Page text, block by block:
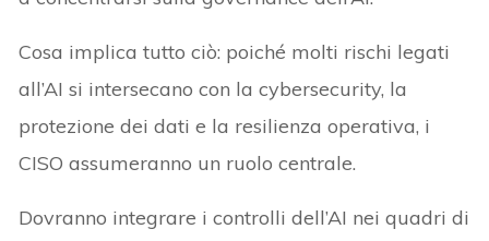
Cosa implica tutto ciò: poiché molti rischi legati
all’AI si intersecano con la cybersecurity, la
protezione dei dati e la resilienza operativa, i
CISO assumeranno un ruolo centrale.
Dovranno integrare i controlli dell’AI nei quadri di